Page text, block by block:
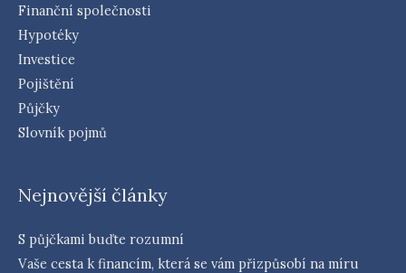
Finanční společnosti
Hypotéky
Investice
Pojištění
Půjčky
Slovník pojmů
Nejnovější články
S půjčkami buďte rozumní
Vaše cesta k financím, která se vám přizpůsobí na míru